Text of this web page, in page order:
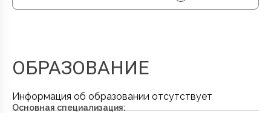
ОБРАЗОВАНИЕ
Информация об образовании отсутствует
Основная специализация: